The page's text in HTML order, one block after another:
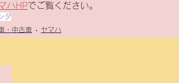
ハHPでご覧ください。
ダ
・中古車 ヤマハ